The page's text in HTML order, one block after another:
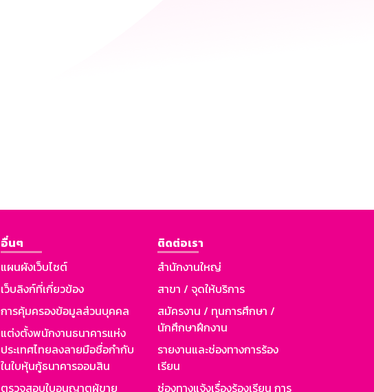
อื่นๆ
แผนผังเว็บไซต์
เว็บลิงก์ที่เกี่ยวข้อง
การคุ้มครองข้อมูลส่วนบุคคล
แต่งตั้งพนักงานธนาคารแห่ง
ประเทศไทยลงลายมือชื่อกำกับ
ในใบหุ้นกู้ธนาคารออมสิน
ตรวจสอบใบอนุญาตผู้ขาย
ติดต่อเรา
สำนักงานใหญ่
สาขา / จุดให้บริการ
สมัครงาน / ทุนการศึกษา /
นักศึกษาฝึกงาน
รายงานและช่องทางการร้อง
เรียน
ช่องทางแจ้งเรื่องร้องเรียน การ